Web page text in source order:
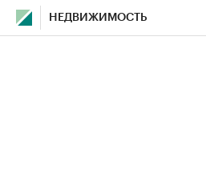
НЕДВИЖИМОСТЬ